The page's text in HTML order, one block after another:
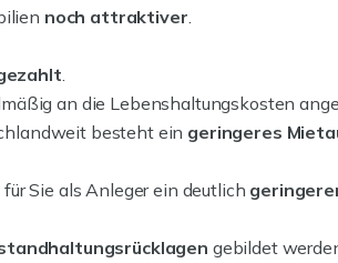
noch attraktiver.
.
an die Lebenshaltungskosten
besteht ein geringeres
Sie als Anleger ein deutlich
gebildet